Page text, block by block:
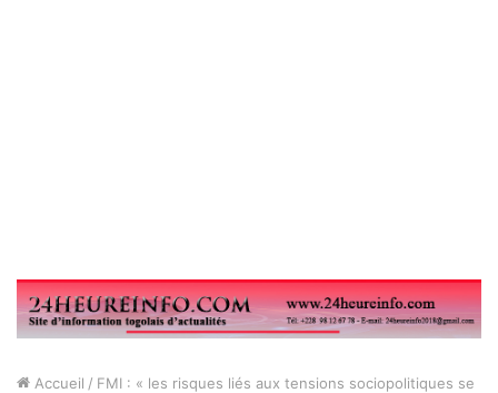
Accueil / FMI : « les risques liés aux tensions sociopolitiques se